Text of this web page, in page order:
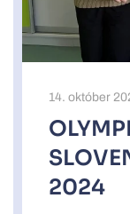
14. október
2024